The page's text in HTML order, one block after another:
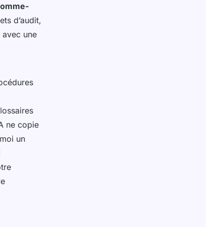
d’audit,
avec une
ne copie
un